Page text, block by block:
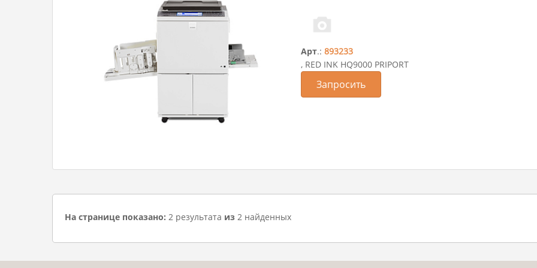
Арт.:893233
, RED INK HQ9000 PRIPORT
Запросить
На странице показано: 2 результата из 2 найденных